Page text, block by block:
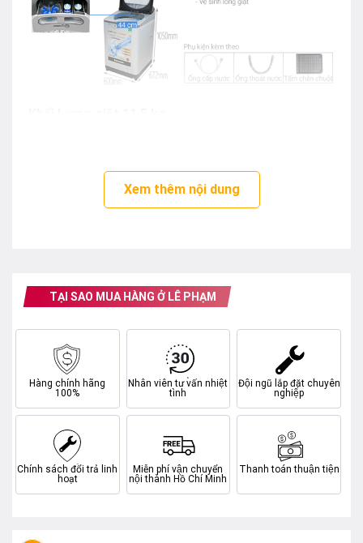
quần áo giặt một lần hoặc gia đình đông thành viên
Panasonic sẽ mang lại khả năng vận hành bền bỉ và ổn
định,không tiếng động lớn, đồng thời tiết kiệm tối đa
điện năng hàng tháng cho gia đình bạn.
Xem thêm nội dung
TẠI SAO MUA HÀNG Ở LÊ PHẠM
Hàng chính hãng
100%
Nhân viên tư vấn nhiệt
tình
Đội ngũ lắp đặt chuyên
nghiệp
Chính sách đổi trả linh
hoạt
Miễn phí vận chuyển
nội thành Hồ Chí Minh
Thanh toán thuận tiện